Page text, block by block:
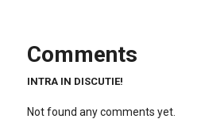
Comments
INTRA IN DISCUTIE!
Not found any comments yet.